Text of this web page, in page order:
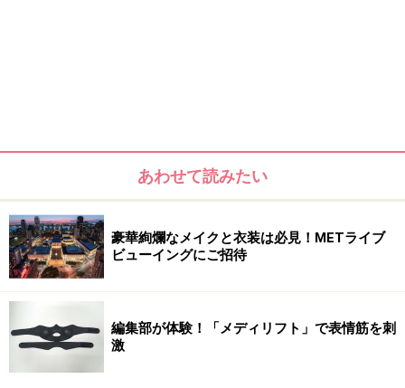
あわせて読みたい
豪華絢爛なメイクと衣装は必見！METライブ
ビューイングにご招待
編集部が体験！「メディリフト」で表情筋を刺
激